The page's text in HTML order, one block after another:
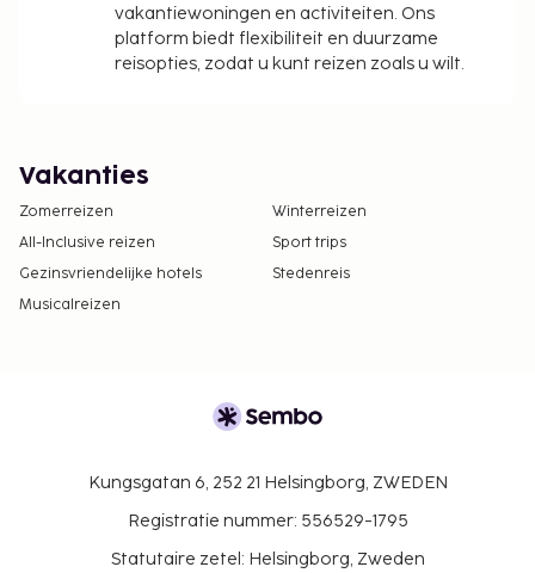
vakantiewoningen en activiteiten. Ons
platform biedt flexibiliteit en duurzame
reisopties, zodat u kunt reizen zoals u wilt.
Vakanties
Zomerreizen
Winterreizen
All-Inclusive reizen
Sport trips
Gezinsvriendelijke hotels
Stedenreis
Musicalreizen
Kungsgatan 6, 252 21 Helsingborg, ZWEDEN
Registratie nummer: 556529-1795
Statutaire zetel: Helsingborg, Zweden